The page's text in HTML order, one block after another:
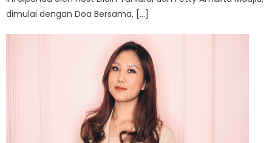
dimulai dengan Doa Bersama, […]